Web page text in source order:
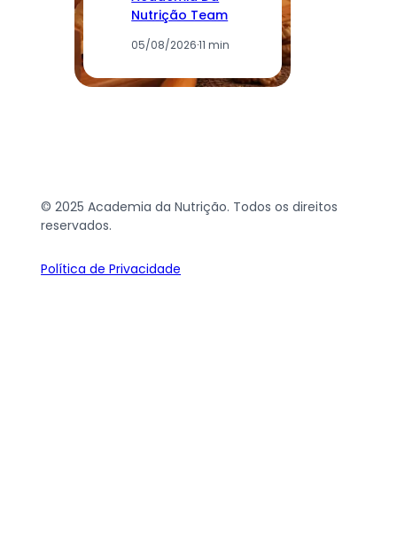
Nutrição Team
05/08/2026·11 min
© 2025 Academia da Nutrição. Todos os direitos
reservados.
Política de Privacidade